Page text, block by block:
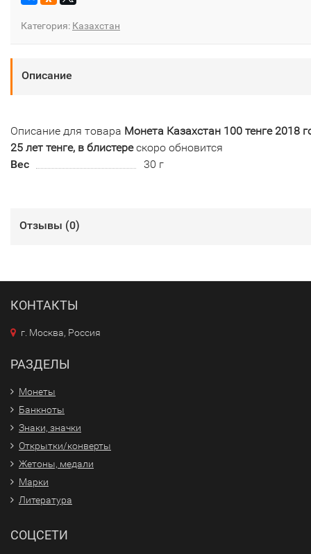
Категория: Казахстан
Описание
Описание для товара Монета Казахстан 100 тенге 2018
25 лет тенге, в блистерескоро обновится
Вес
30 г
Отзывы (0)
КОНТАКТЫ
г. Москва, Россия
РАЗДЕЛЫ
Монеты
Банкноты
Знаки, значки
Открытки/конверты
Жетоны, медали
Марки
Литература
СОЦСЕТИ